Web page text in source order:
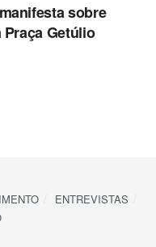
sobre
Getúlio
ENTREVISTAS